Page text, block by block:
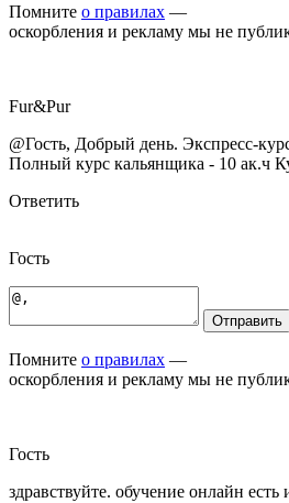
Помните о правилах —
оскорбления и рекламу мы не
Fur&Pur
@Гость, Добрый день. Экспресс-
Полный курс кальянщика - 10 ак.ч
Ответить
Гость
Отправить
Помните о правилах —
оскорбления и рекламу мы не
Гость
здравствуйте. обучение онлайн есть